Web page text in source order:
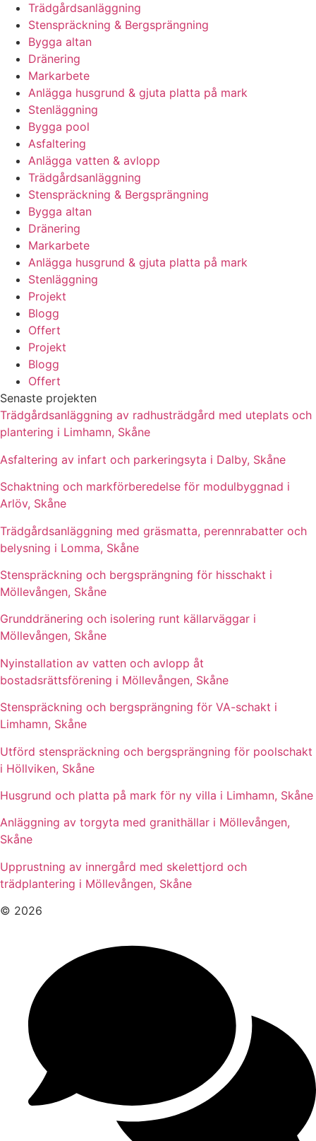
Trädgårdsanläggning
Stenspräckning & Bergsprängning
Bygga altan
Dränering
Markarbete
Anlägga husgrund & gjuta platta på mark
Stenläggning
Bygga pool
Asfaltering
Anlägga vatten & avlopp
Trädgårdsanläggning
Stenspräckning & Bergsprängning
Bygga altan
Dränering
Markarbete
Anlägga husgrund & gjuta platta på mark
Stenläggning
Projekt
Blogg
Offert
Projekt
Blogg
Offert
Senaste projekten
Trädgårdsanläggning av radhusträdgård med uteplats och
plantering i Limhamn, Skåne
Asfaltering av infart och parkeringsyta i Dalby, Skåne
Schaktning och markförberedelse för modulbyggnad i
Arlöv, Skåne
Trädgårdsanläggning med gräsmatta, perennrabatter och
belysning i Lomma, Skåne
Stenspräckning och bergsprängning för hisschakt i
Möllevången, Skåne
Grunddränering och isolering runt källarväggar i
Möllevången, Skåne
Nyinstallation av vatten och avlopp åt
bostadsrättsförening i Möllevången, Skåne
Stenspräckning och bergsprängning för VA-schakt i
Limhamn, Skåne
Utförd stenspräckning och bergsprängning för poolschakt
i Höllviken, Skåne
Husgrund och platta på mark för ny villa i Limhamn, Skåne
Anläggning av torgyta med granithällar i Möllevången,
Skåne
Upprustning av innergård med skelettjord och
trädplantering i Möllevången, Skåne
© 2026